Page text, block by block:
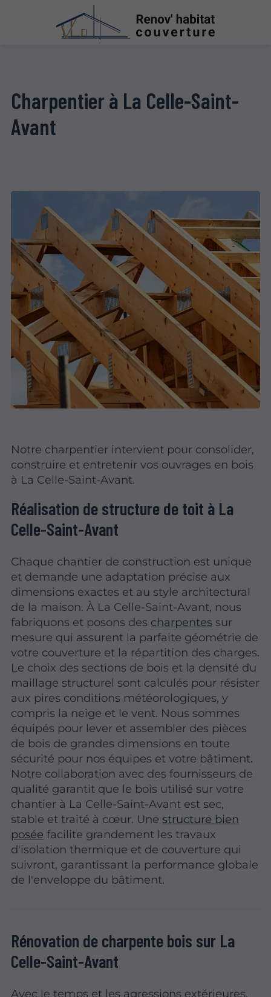
Charpentier à La Celle-Saint-
Avant
Notre charpentier intervient pour consolider,
construire et entretenir vos ouvrages en bois
à La Celle-Saint-Avant.
Réalisation de structure de toit à La
Celle-Saint-Avant
Chaque chantier de construction est unique
et demande une adaptation précise aux
dimensions exactes et au style architectural
de la maison. À La Celle-Saint-Avant, nous
fabriquons et posons des charpentes sur
mesure qui assurent la parfaite géométrie de
votre couverture et la répartition des charges.
Le choix des sections de bois et la densité du
maillage structurel sont calculés pour résister
aux pires conditions météorologiques, y
compris la neige et le vent. Nous sommes
équipés pour lever et assembler des pièces
de bois de grandes dimensions en toute
sécurité pour nos équipes et votre bâtiment.
Notre collaboration avec des fournisseurs de
qualité garantit que le bois utilisé sur votre
chantier à La Celle-Saint-Avant est sec,
stable et traité à cœur. Une structure bien
posée facilite grandement les travaux
d'isolation thermique et de couverture qui
suivront, garantissant la performance globale
de l'enveloppe du bâtiment.
Rénovation de charpente bois sur La
Celle-Saint-Avant
Avec le temps et les agressions extérieures,